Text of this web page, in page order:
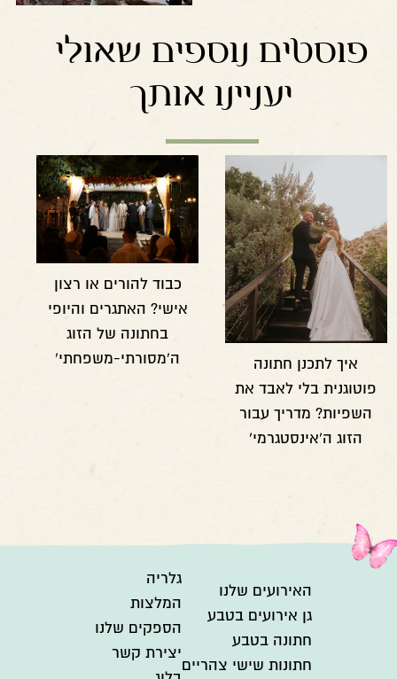
פוסטים נוספים שאולי
יעניינו אותך
כבוד להורים או רצון
אישי? האתגרים והיופי
בחתונה של הזוג
ה'מסורתי-משפחתי'
איך לתכנן חתונה
פוטוגנית בלי לאבד את
השפיות? מדריך עבור
הזוג ה'אינסטגרמי'
האירועים שלנו
גן אירועים בטבע
חתונה בטבע
חתונות שישי צהריים
גלריה
המלצות
הספקים שלנו
יצירת קשר